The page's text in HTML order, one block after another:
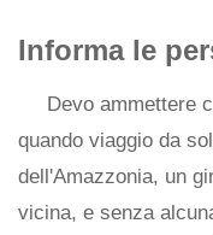
Informa le
Devo ammettere
quando viaggio da
dell'Amazzonia, un
vicina, e senza